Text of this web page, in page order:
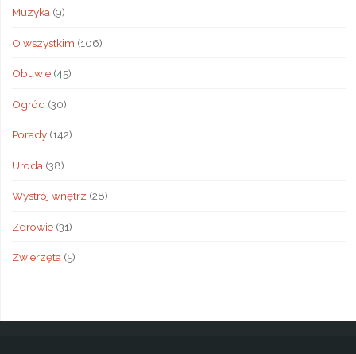
Muzyka (9)
O wszystkim (106)
Obuwie(45)
Ogród (30)
Porady(142)
Uroda (38)
Wystrój wnętrz (28)
Zdrowie(31)
Zwierzęta (5)